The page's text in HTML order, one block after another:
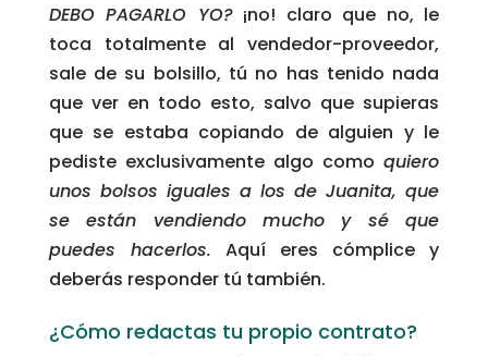
DEBO PAGARLO YO?¡no! claro que no, le
toca totalmente al vendedor-proveedor,
sale de su bolsillo, tú no has tenido nada
que ver en todo esto, salvo que supieras
que se estaba copiando de alguien y le
pediste exclusivamente algo comoquiero
unos bolsos iguales a los de Juanita, que
se están vendiendo mucho y sé que
puedes hacerlos. Aquí eres cómplice y
deberás responder tú también.
¿Cómo redactas tu propio contrato?